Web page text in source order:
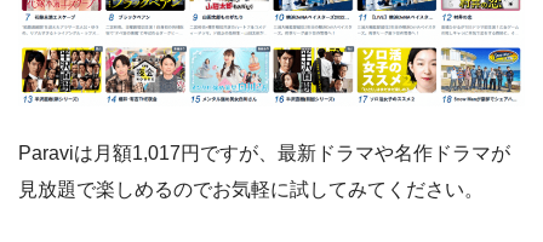
Paraviは月額1,017円ですが、最新ドラマや名作ドラマが
見放題で楽しめるのでお気軽に試してみてください。